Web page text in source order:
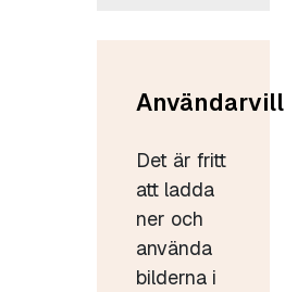
Det är fritt
att ladda
ner och
använda
bilderna i